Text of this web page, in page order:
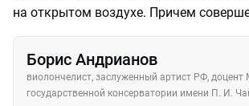
на открытом воздухе. Причем
Борис Андрианов
виолончелист, заслуженный артист РФ, доцент
государственной консерватории имени П. И.